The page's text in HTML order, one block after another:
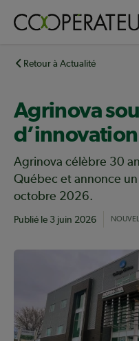
principalRetour à Actualité
Agrinova
Agrinova célèbre 30
Québec et annonce
octobre 2026.
Publié le 3 juin 2026